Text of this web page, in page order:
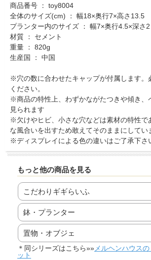
商品番号 ： toy8004
全体のサイズ(cm) ： 幅18×奥行7×高さ13.5
プランター内のサイズ ： 幅7×奥行4.5×深さ2
材質 ： セメント
重量 ： 820g
生産国 ： 中国
※穴の数に合わせたキャップが付属します。
ください。
※商品の特性上、わずかながたつきや傾き、
見られます
※欠けやヒビ、小さな穴などは素材の特性で
な風合いを出すため敢えてそのままにしてい
※ディスプレイによる色の違いはご了承下さ
もっと他の商品を見る
こだわりギギらいふ
鉢・プランター
置物・オブジェ
＊同シリーズはこちら»» メルヘンハウス
ット